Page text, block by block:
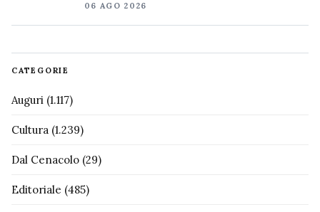
06 AGO 2026
CATEGORIE
Auguri (1.117)
Cultura (1.239)
Dal Cenacolo (29)
Editoriale (485)